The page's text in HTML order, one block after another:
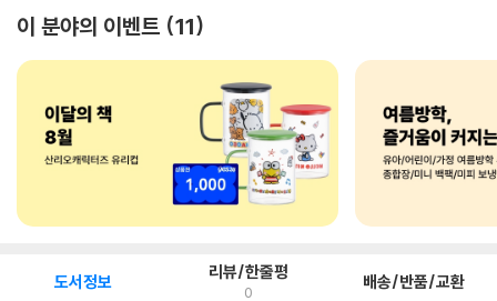
이 분야의 이벤트 11
도서정보 리뷰/한줄평
0 배송/반품/교환